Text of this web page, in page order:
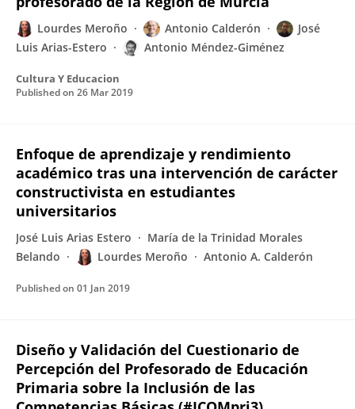
Lourdes Meroño Antonio Calderón
José
Luis Arias-Estero
Antonio Méndez-Giménez
Cultura Y Educacion
Published on 26 Mar 2019
Enfoque de aprendizaje y rendimiento
académico tras una intervención de carácter
constructivista en estudiantes
universitarios
José Luis Arias Estero
María de la Trinidad Morales
Belando
Lourdes Meroño Antonio A. Calderón
Published on 01 Jan 2019
Diseño y Validación del Cuestionario de
Percepción del Profesorado de Educación
Primaria sobre la Inclusión de las